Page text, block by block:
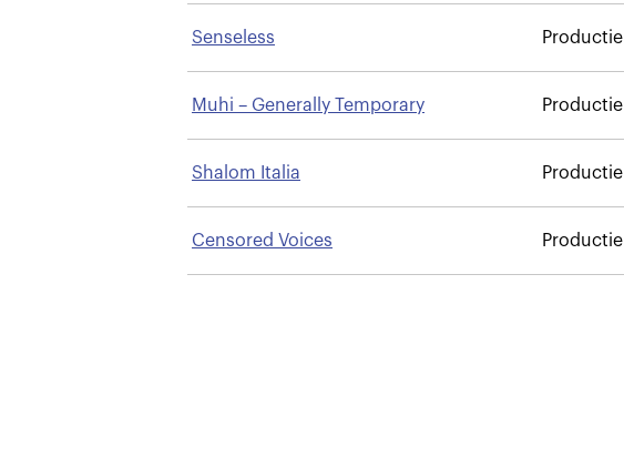
Senseless Productie
Muhi – Generally Temporary Productie
Shalom Italia Productie
Censored Voices Productie